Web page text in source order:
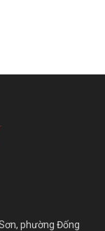
phường Đống